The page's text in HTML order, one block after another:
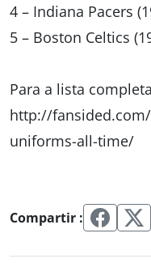
4 – Indiana Pacers
5 – Boston Celtics
Para a lista
http://
uniforms-all-time/
Compartir :